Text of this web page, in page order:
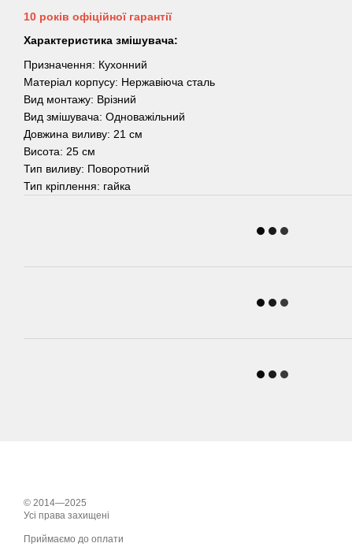
10 років офіційної гарантії
Характеристика змішувача:
Призначення: Кухонний
Матеріал корпусу: Нержавіюча сталь
Вид монтажу: Врізний
Вид змішувача: Одноважільний
Довжина виливу: 21 см
Висота: 25 см
Тип виливу: Поворотний
Тип кріплення: гайка
© 2014—2025
Усі права захищені
Приймаємо до оплати